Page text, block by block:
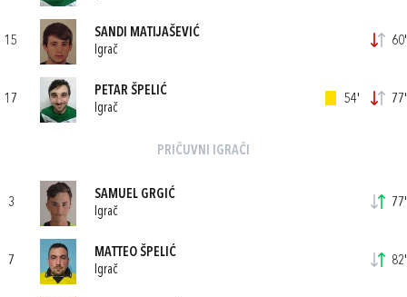
15
SANDI MATIJAŠEVIĆ
Igrač
60'
17
PETAR ŠPELIĆ
Igrač
54' 77'
PRIČUVNI IGRAČI
3
SAMUEL GRGIĆ
Igrač
77'
7
MATTEO ŠPELIĆ
Igrač
82'